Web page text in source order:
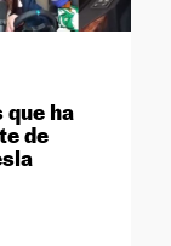
que ha
de